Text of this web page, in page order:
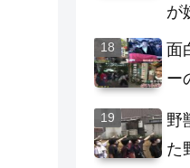
が
面
ー
野
た